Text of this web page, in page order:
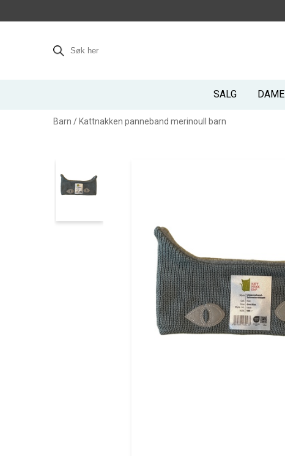
SALG DAME
Barn / Kattnakken panneband merinoull barn